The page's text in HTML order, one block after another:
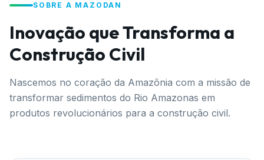
SOBRE A MAZODAN
Inovação que Transforma a
Construção Civil
Nascemos no coração da Amazônia com a missão de
transformar sedimentos do Rio Amazonas em
produtos revolucionários para a construção civil.